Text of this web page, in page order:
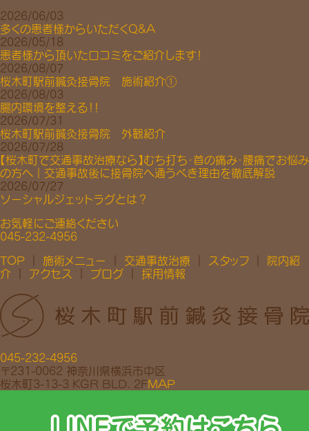
2026/06/03
多くの患者様からいただくQ&A
2026/05/18
患者様から頂いた口コミをご紹介します！
2026/08/07
桜木町駅前鍼灸接骨院 施術紹介①
2026/08/03
腸内環境を整える！！
2026/07/31
桜木町駅前鍼灸接骨院 外観紹介
2026/07/28
【桜木町で交通事故治療なら】むち打ち・首の痛み・腰痛でお悩み
の方へ｜交通事故後に接骨院へ通うべき理由を徹底解説
2026/07/27
ソーシャルジェットラグとは？
お気軽にご連絡ください
045-232-4956
TOP
施術メニュー 交通事故治療 スタッフ
院内紹
介
アクセス ブログ 採用情報
045-232-4956
〒231-0062 神奈川県横浜市中区
桜木町3-13-3 KGR BLD. 2FMAP